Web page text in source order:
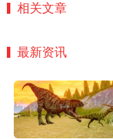
相关文章
最新资讯